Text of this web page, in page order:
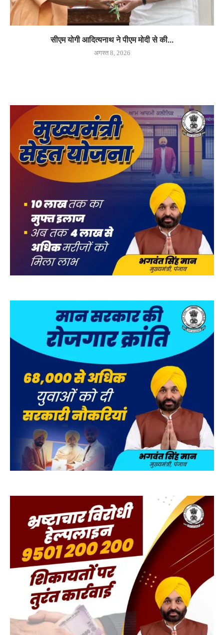
सीएम योगी आदित्यनाथ ने पीएम मोदी से की...
अगस्त 8, 2026